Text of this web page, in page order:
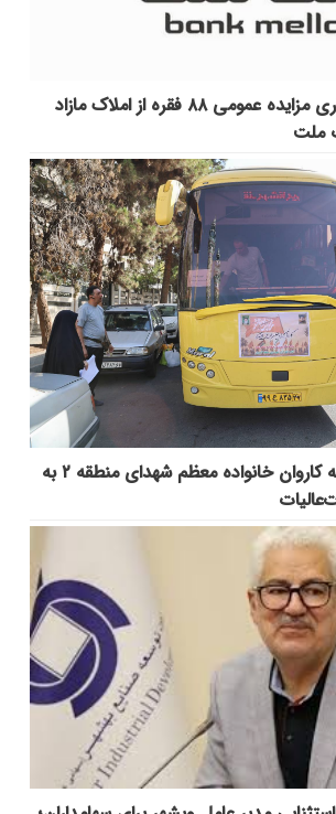
برگزاری مزایده عمومی ۸۸ فقره از املاک مازاد
ملت
بدرقه کاروان خانواده معظم شهدای منطقه ۲ به